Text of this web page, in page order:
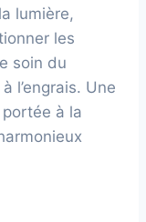
lumière,
les
soin du
l’engrais. Une
à la